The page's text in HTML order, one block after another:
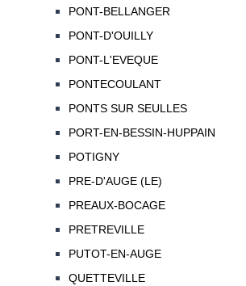
PONT-BELLANGER
PONT-D'OUILLY
PONT-L'EVEQUE
PONTECOULANT
PONTS SUR SEULLES
PORT-EN-BESSIN-HUPPAIN
POTIGNY
PRE-D'AUGE (LE)
PREAUX-BOCAGE
PRETREVILLE
PUTOT-EN-AUGE
QUETTEVILLE